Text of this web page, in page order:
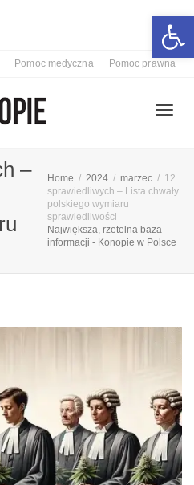
Pomoc medyczna Pomoc prawna
–
Home 2024 marzec
12
sprawiedliwych – Lista chwały
polskiego wymiaru
sprawiedliwości
Największa, rzetelna baza
informacji - Konopie w Polsce